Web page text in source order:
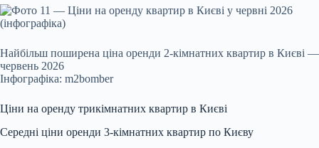
Найбільш поширена ціна оренди 2-кімнатних квартир в Києві —
червень 2026
Інфографіка: m2bomber
Ціни на оренду трикімнатних квартир в Києві
Середні ціни оренди 3-кімнатних квартир по Києву